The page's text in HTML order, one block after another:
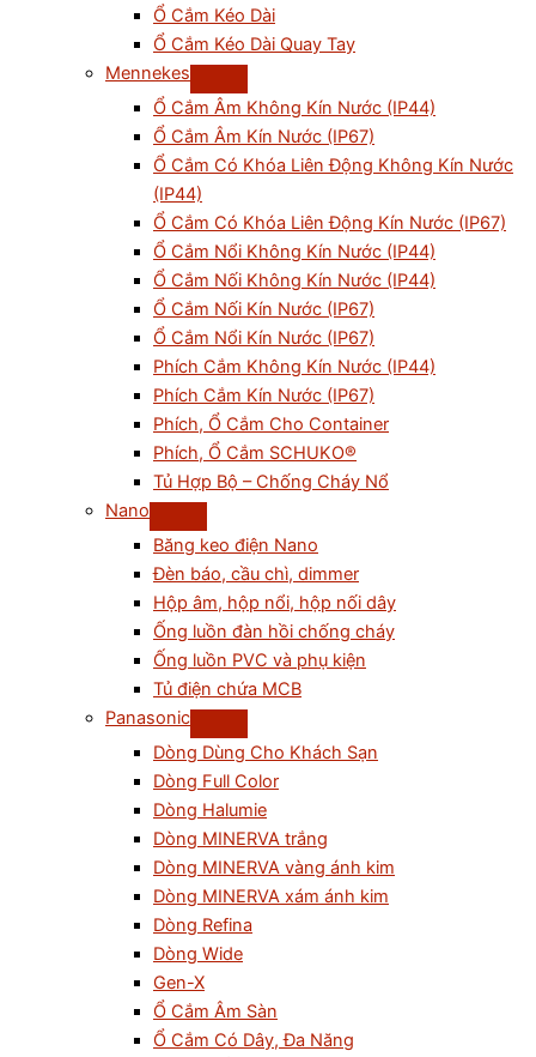
Ổ Cắm Kéo Dài
Ổ Cắm Kéo Dài Quay Tay
Mennekes
Ổ Cắm Âm Không Kín Nước (IP44)
Ổ Cắm Âm Kín Nước (IP67)
Ổ Cắm Có Khóa Liên Động Không Kín Nước
(IP44)
Ổ Cắm Có Khóa Liên Động Kín Nước (IP67)
Ổ Cắm Nổi Không Kín Nước (IP44)
Ổ Cắm Nối Không Kín Nước (IP44)
Ổ Cắm Nối Kín Nước (IP67)
Ổ Cắm Nổi Kín Nước (IP67)
Phích Cắm Không Kín Nước (IP44)
Phích Cắm Kín Nước (IP67)
Phích, Ổ Cắm Cho Container
Phích, Ổ Cắm SCHUKO®
Tủ Hợp Bộ – Chống Cháy Nổ
Nano
Băng keo điện Nano
Đèn báo, cầu chì, dimmer
Hộp âm, hộp nổi, hộp nối dây
Ống luồn đàn hồi chống cháy
Ống luồn PVC và phụ kiện
Tủ điện chứa MCB
Panasonic
Dòng Dùng Cho Khách Sạn
Dòng Full Color
Dòng Halumie
Dòng MINERVA trắng
Dòng MINERVA vàng ánh kim
Dòng MINERVA xám ánh kim
Dòng Refina
Dòng Wide
Gen-X
Ổ Cắm Âm Sàn
Ổ Cắm Có Dây, Đa Năng